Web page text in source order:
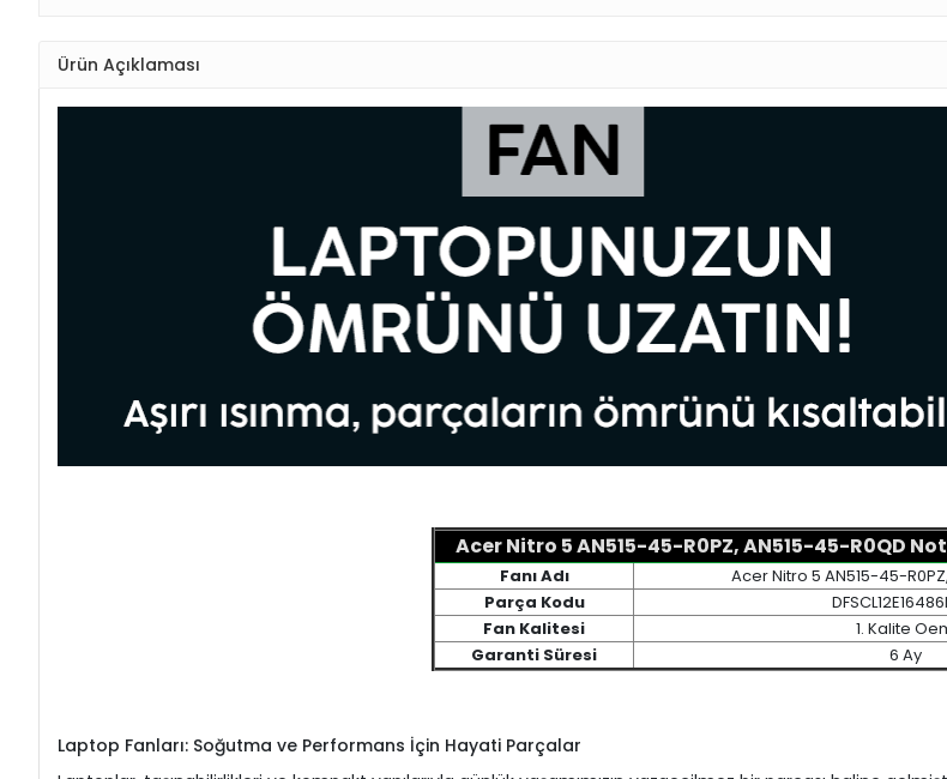
Ürün Açıklaması
Acer Nitro 5 AN515-45-R0PZ, AN515-45-R0QD
Fanı Adı
Acer Nitro 5 AN515-45-
Parça Kodu
Fan Kalitesi
1. Kalite
Garanti Süresi
6 Ay
Laptop Fanları: Soğutma ve Performans İçin Hayati Parçalar